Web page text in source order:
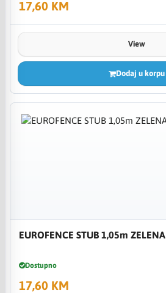
17,60 KM
View
Dodaj u korpu
EUROFENCE STUB 1,05m ZELENA
Dostupno
17,60 KM